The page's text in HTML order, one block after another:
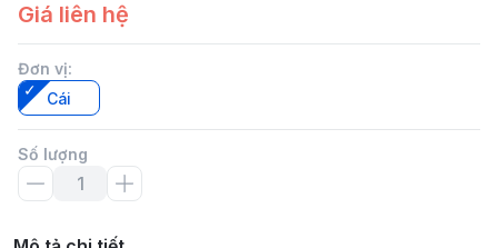
Giá liên hệ
Đơn vị:
Cái
Số lượng